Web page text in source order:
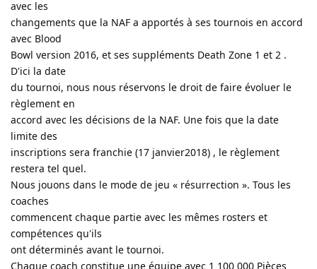
avec les
changements que la NAF a apportés à ses tournois en accord
avec Blood
Bowl version 2016, et ses suppléments Death Zone 1 et 2 .
D'ici la date
du tournoi, nous nous réservons le droit de faire évoluer le
règlement en
accord avec les décisions de la NAF. Une fois que la date
limite des
inscriptions sera franchie (17 janvier2018) , le règlement
restera tel quel.
Nous jouons dans le mode de jeu « résurrection ». Tous les
coaches
commencent chaque partie avec les mêmes rosters et
compétences qu'ils
ont déterminés avant le tournoi.
Chaque coach constitue une équipe avec 1 100 000 Pièces